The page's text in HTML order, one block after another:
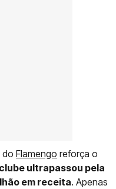
do Flamengo reforça o
ultrapassou pela
em receita. Apenas